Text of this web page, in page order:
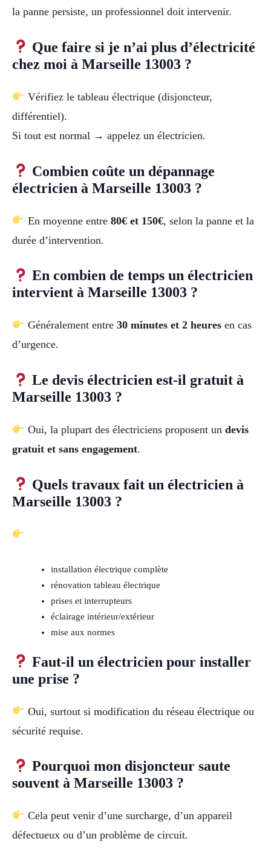
la panne persiste, un professionnel doit intervenir.
Que faire si je n’ai plus d’électricité
chez moi à Marseille 13003 ?
Vérifiez le tableau électrique (disjoncteur,
différentiel).
Si tout est normal → appelez un électricien.
Combien coûte un dépannage
électricien à Marseille 13003 ?
En moyenne entre 80€ et 150€, selon la panne et la
durée d’intervention.
En combien de temps un électricien
intervient à Marseille 13003 ?
Généralement entre 30 minutes et 2 heuresen cas
d’urgence.
Le devis électricien est-il gratuit à
Marseille 13003 ?
Oui, la plupart des électriciens proposent un devis
gratuit et sans engagement.
Quels travaux fait un électricien à
Marseille 13003 ?
installation électrique complète
rénovation tableau électrique
prises et interrupteurs
éclairage intérieur/extérieur
mise aux normes
Faut-il un électricien pour installer
une prise ?
Oui, surtout si modification du réseau électrique ou
sécurité requise.
Pourquoi mon disjoncteur saute
souvent à Marseille 13003 ?
Cela peut venir d’une surcharge, d’un appareil
défectueux ou d’un problème de circuit.